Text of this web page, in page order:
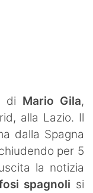
di Mario Gila,
alla Lazio. Il
dalla Spagna
per 5
la notizia
spagnoli si